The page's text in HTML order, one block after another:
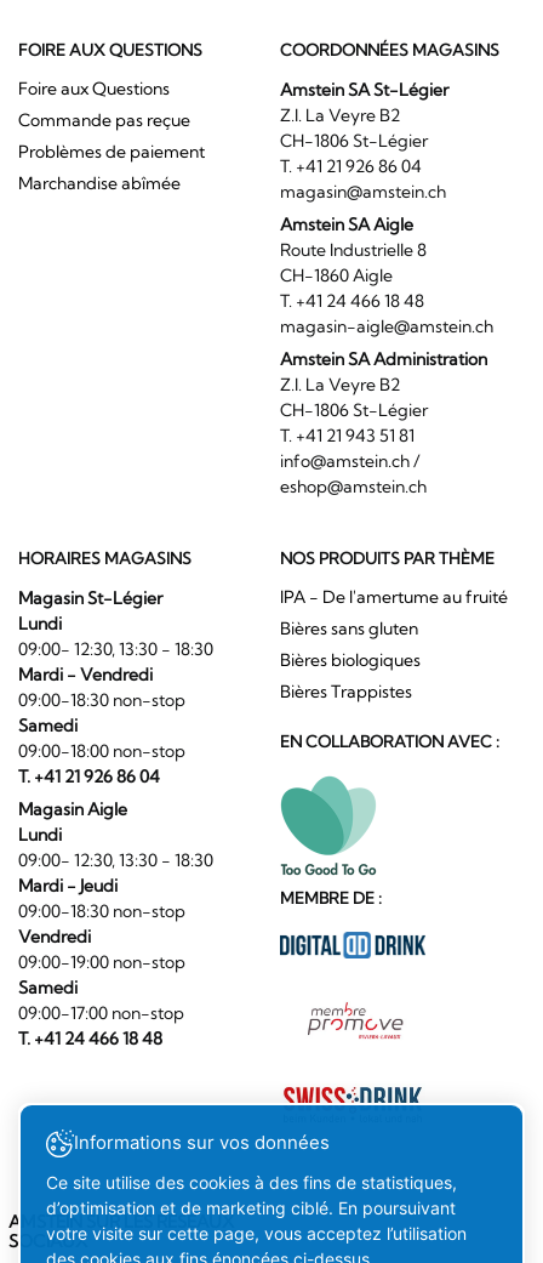
FOIRE AUX QUESTIONS
Foire aux Questions
Commande pas reçue
Problèmes de paiement
Marchandise abîmée
COORDONNÉES MAGASINS
Amstein SA St-Légier
Z.I. La Veyre B2
CH-1806 St-Légier
T. +41 21 926 86 04
magasin@amstein.ch
Amstein SA Aigle
Route Industrielle 8
CH-1860 Aigle
T. +41 24 466 18 48
magasin-aigle@amstein.ch
Amstein SA Administration
Z.I. La Veyre B2
CH-1806 St-Légier
T. +41 21 943 51 81
info@amstein.ch/
eshop@amstein.ch
HORAIRES MAGASINS
Magasin St-Légier
Lundi
09:00- 12:30, 13:30 - 18:30
Mardi - Vendredi
09:00-18:30 non-stop
Samedi
09:00-18:00 non-stop
T. +41 21 926 86 04
Magasin Aigle
Lundi
09:00- 12:30, 13:30 - 18:30
Mardi - Jeudi
09:00-18:30 non-stop
Vendredi
09:00-19:00 non-stop
Samedi
09:00-17:00 non-stop
T. +41 24 466 18 48
NOS PRODUITS PAR THÈME
IPA - De l'amertume au fruité
Bières sans gluten
Bières biologiques
Bières Trappistes
EN COLLABORATION AVEC :
MEMBRE DE :
AMSTEIN SUR LES RÉSEAUX
SOCIAUX
Informations sur vos données
Ce site utilise des cookies à des fins de statistiques,
d’optimisation et de marketing ciblé. En poursuivant
votre visite sur cette page, vous acceptez l’utilisation